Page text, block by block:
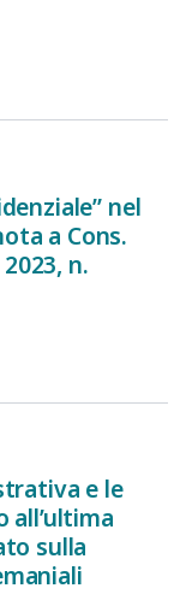
nel
a Cons.
n.
e le
all’ultima
sulla